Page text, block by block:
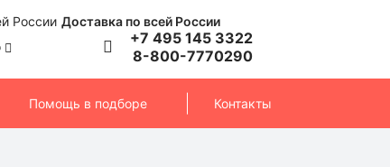
Доставка по всей России
+7 495 145 3322
8-800-7770290
Помощь в подборе Контакты